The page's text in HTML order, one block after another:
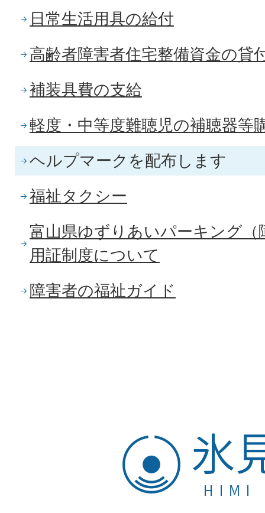
日常生活用具の給付
高齢者障害者住宅整備資金の貸
補装具費の支給
軽度・中等度難聴児の補聴器等
ヘルプマークを配布します
福祉タクシー
富山県ゆずりあいパーキング（
用証制度について
障害者の福祉ガイド
氷
見
市